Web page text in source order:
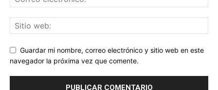
Guardar mi nombre, correo electrónico y sitio web en este
navegador la próxima vez que comente.